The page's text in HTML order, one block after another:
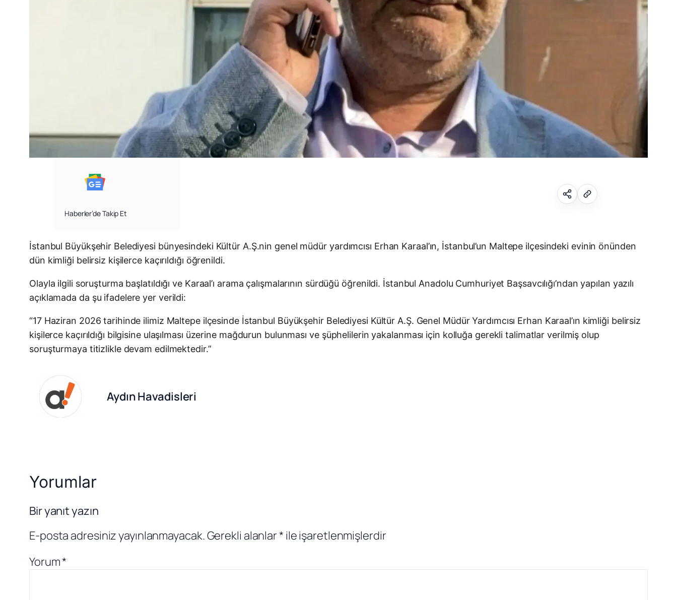
Haberler’de Takip Et
Facebook
Telegram
İstanbul Büyükşehir Belediyesi bünyesindeki Kültür A.Ş.nin genel müdür yardımcısı Erhan Karaal’ın, İstanbul’un Maltepe ilçesindeki evinin önünden
dün kimliği belirsiz kişilerce kaçırıldığı öğrenildi.
Olayla ilgili soruşturma başlatıldığı ve Karaal’ı arama çalışmalarının sürdüğü öğrenildi. İstanbul Anadolu Cumhuriyet Başsavcılığı’ndan yapılan yazılı
açıklamada da şu ifadelere yer verildi:
“17 Haziran 2026 tarihinde ilimiz Maltepe ilçesinde İstanbul Büyükşehir Belediyesi Kültür A.Ş. Genel Müdür Yardımcısı Erhan Karaal’ın kimliği belirsiz
kişilerce kaçırıldığı bilgisine ulaşılması üzerine mağdurun bulunması ve şüphelilerin yakalanması için kolluğa gerekli talimatlar verilmiş olup
soruşturmaya titizlikle devam edilmektedir.”
Aydın Havadisleri
Yorumlar
Bir yanıt yazın
E-posta adresiniz yayınlanmayacak.Gerekli alanlar* ile işaretlenmişlerdir
Yorum*